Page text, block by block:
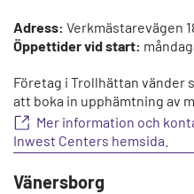
Adress: Verkmästarevägen
Öppettider vid start:
Företag i Trollhättan vänder
att boka in upphämtning av
Mer information och
Inwest Centers hemsida.
Vänersborg